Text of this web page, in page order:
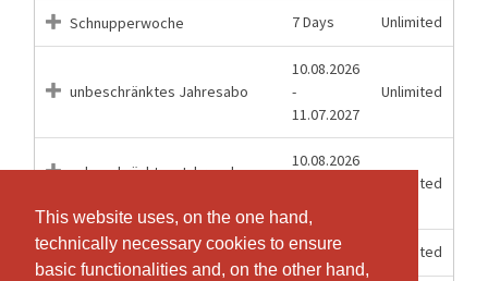
This website uses, on the one hand,
technically necessary cookies to ensure
basic functionalities and, on the other hand,
This website uses, on the one hand,
technically necessary cookies to ensure
basic functionalities and, on the other hand,
Schnupperwoche 7 Days Unlimited
unbeschränktes Jahresabo
10.08.2026
-
11.07.2027
Unlimited
unbeschränktes Jahresabo
10.08.2026
11.07.2027
Unlimited
unbeschränktes Quartalsabo 27.09.2026 Unlimited